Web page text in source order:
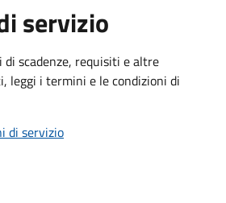
servizio
di scadenze, requisiti e altre
leggi i termini e le condizioni di
di servizio